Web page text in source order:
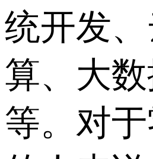
统开发
算、大
等。对